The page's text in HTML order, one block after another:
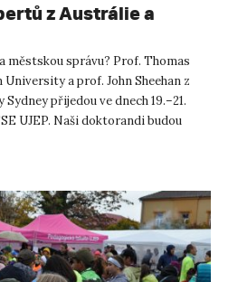
z Austrálie a
městskou správu? Prof. Thomas
a prof. John Sheehan z
přijedou ve dnech 19.–21.
UJEP. Naši doktorandi budou